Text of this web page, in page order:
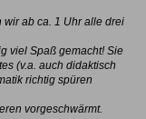
wir ab ca. 1 Uhr alle drei
viel Spaß gemacht! Sie
(v.a. auch didaktisch
richtig spüren
vorgeschwärmt.